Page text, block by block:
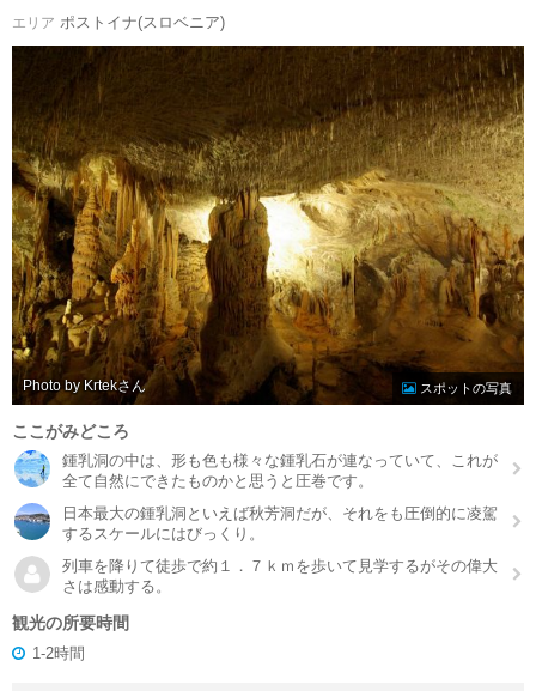
エリア ポストイナ(スロベニア)
Photo by Krtek スポットの写真
ここがみどころ
鍾乳洞の中は、形も色も様々な鍾乳石が連なっていて、これが
全て自然にできたものかと思うと圧巻です。
日本最大の鍾乳洞といえば秋芳洞だが、それをも圧倒的に凌駕
するスケールにはびっくり。
列車を降りて徒歩で約１．７ｋｍを歩いて見学するがその偉大
さは感動する。
観光の所要時間
1-2時間